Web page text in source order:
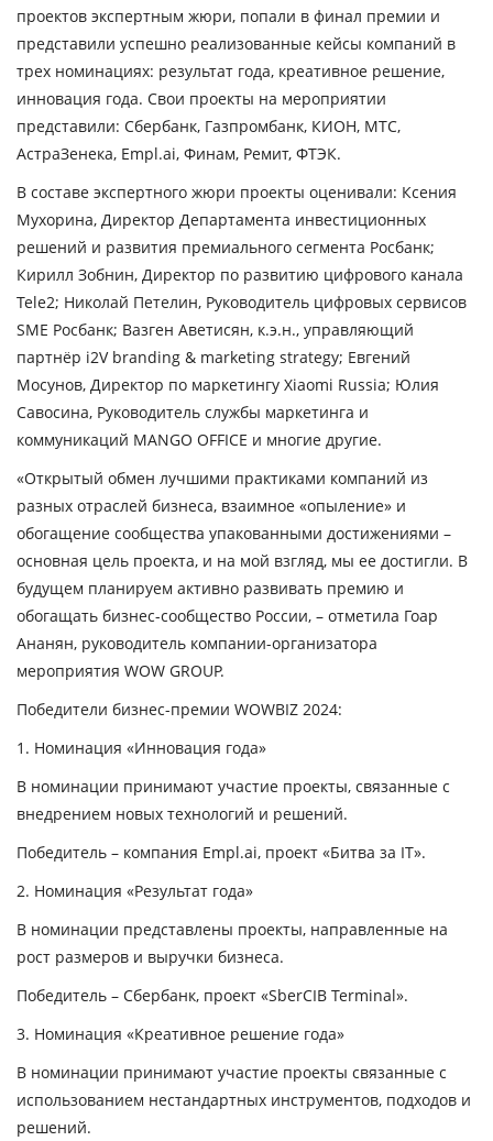
проектов экспертным жюри, попали в финал премии и
представили успешно реализованные кейсы компаний в
трех номинациях: результат года, креативное решение,
инновация года. Свои проекты на мероприятии
представили: Сбербанк, Газпромбанк, КИОН, МТС,
АстраЗенека, Empl.ai, Финам, Ремит, ФТЭК.
В составе экспертного жюри проекты оценивали: Ксения
Мухорина, Директор Департамента инвестиционных
решений и развития премиального сегмента Росбанк;
Кирилл Зобнин, Директор по развитию цифрового канала
Tele2; Николай Петелин, Руководитель цифровых сервисов
SME Росбанк; Вазген Аветисян, к.э.н., управляющий
партнёр i2V branding & marketing strategy; Евгений
Мосунов, Директор по маркетингу Xiaomi Russia; Юлия
Савосина, Руководитель службы маркетинга и
коммуникаций MANGO OFFICE и многие другие.
«Открытый обмен лучшими практиками компаний из
разных отраслей бизнеса, взаимное «опыление» и
обогащение сообщества упакованными достижениями –
основная цель проекта, и на мой взгляд, мы ее достигли. В
будущем планируем активно развивать премию и
обогащать бизнес-сообщество России, – отметила Гоар
Ананян, руководитель компании-организатора
мероприятия WOW GROUP.
Победители бизнес-премии WOWBIZ 2024:
1. Номинация «Инновация года»
В номинации принимают участие проекты, связанные с
внедрением новых технологий и решений.
Победитель – компания Empl.ai, проект «Битва за IT».
2. Номинация «Результат года»
В номинации представлены проекты, направленные на
рост размеров и выручки бизнеса.
Победитель – Сбербанк, проект «SberCIB Terminal».
3. Номинация «Креативное решение года»
В номинации принимают участие проекты связанные с
использованием нестандартных инструментов, подходов и
решений.